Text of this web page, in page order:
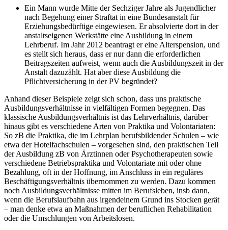
Ein Mann wurde Mitte der Sechziger Jahre als Jugendlicher
nach Begehung einer Straftat in eine Bundesanstalt für
Erziehungsbedürftige eingewiesen. Er absolvierte dort in der
anstaltseigenen Werkstätte eine Ausbildung in einem
Lehrberuf. Im Jahr 2012 beantragt er eine Alterspension, und
es stellt sich heraus, dass er nur dann die erforderlichen
Beitragszeiten aufweist, wenn auch die Ausbildungszeit in der
Anstalt dazuzählt. Hat aber diese Ausbildung die
Pflichtversicherung in der PV begründet?
Anhand dieser Beispiele zeigt sich schon, dass uns praktische
Ausbildungsverhältnisse in vielfältigen Formen begegnen. Das
klassische Ausbildungsverhältnis ist das Lehrverhältnis, darüber
hinaus gibt es verschiedene Arten von Praktika und Volontariaten:
So zB die Praktika, die im Lehrplan berufsbildender Schulen – wie
etwa der Hotelfachschulen – vorgesehen sind, den praktischen Teil
der Ausbildung zB von Ärztinnen oder Psychotherapeuten sowie
verschiedene Betriebspraktika und Volontariate mit oder ohne
Bezahlung, oft in der Hoffnung, im Anschluss in ein reguläres
Beschäftigungsverhältnis übernommen zu werden. Dazu kommen
noch Ausbildungsverhältnisse mitten im Berufsleben, insb dann,
wenn die Berufslaufbahn aus irgendeinem Grund ins Stocken gerät
– man denke etwa an Maßnahmen der beruflichen Rehabilitation
oder die Umschlungen von Arbeitslosen.